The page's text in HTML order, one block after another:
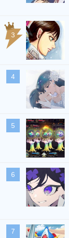
3
4
5
6
7